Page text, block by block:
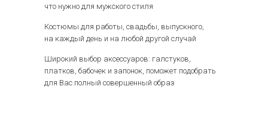
что нужно для мужского стиля
Костюмы для работы, свадьбы, выпускного,
на каждый день и на любой другой случай
Широкий выбор аксессуаров: галстуков,
платков, бабочек и запонок, поможет подобрать
для Вас полный совершенный образ